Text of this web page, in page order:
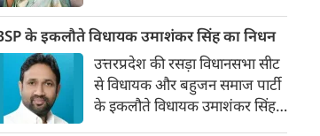
फाल्कन 9। बांग्लादेश लौटेंगी शेख
हसीना। मध्य प्रदेश में महंगा हुआ बस
का सफर। अमेरिकी राष्‍ट्रपति डोनाल्ड
ट्रंप के हेलीकॉप्टर संचालन में चूक हो
गई। 6 अगस्त की बड़ी खबरें :
के इकलौते विधायक उमाशंकर सिंह का निधन
उत्तरप्रदेश की रसड़ा विधानसभा सीट
से विधायक और बहुजन समाज पार्टी
के इकलौते विधायक उमाशंकर सिंह